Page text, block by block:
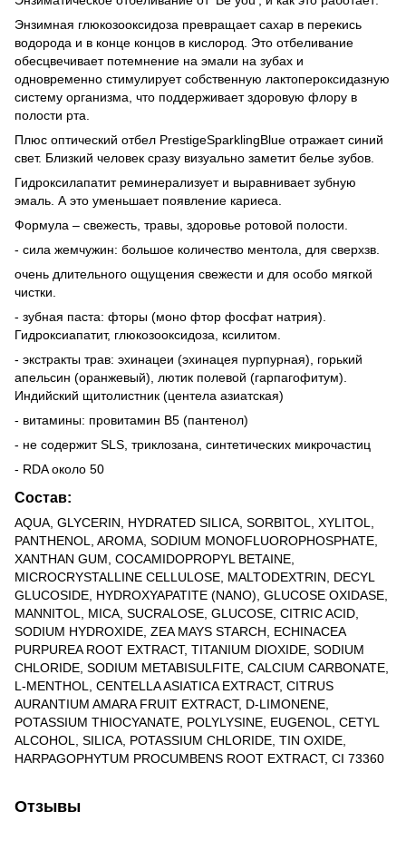
Энзимная глюкозооксидоза превращает сахар в перекись
водорода и в конце концов в кислород. Это отбеливание
обесцвечивает потемнение на эмали на зубах и
одновременно стимулирует собственную лактопероксидазную
систему организма, что поддерживает здоровую флору в
полости рта.
Плюс оптический отбел PrestigeSparklingBlue отражает синий
свет. Близкий человек сразу визуально заметит белье зубов.
Гидроксилапатит реминерализует и выравнивает зубную
эмаль. А это уменьшает появление кариеса.
Формула – свежесть, травы, здоровье ротовой полости.
- сила жемчужин: большое количество ментола, для сверхзв.
очень длительного ощущения свежести и для особо мягкой
чистки.
- зубная паста: фторы (моно фтор фосфат натрия).
Гидроксиапатит, глюкозооксидоза, ксилитом.
- экстракты трав: эхинацеи (эхинацея пурпурная), горький
апельсин (оранжевый), лютик полевой (гарпагофитум).
Индийский щитолистник (центела азиатская)
- витамины: провитамин B5 (пантенол)
- не содержит SLS, триклозана, синтетических микрочастиц
- RDA около 50
Состав:
AQUA, GLYCERIN, HYDRATED SILICA, SORBITOL, XYLITOL,
PANTHENOL, AROMA, SODIUM MONOFLUOROPHOSPHATE,
XANTHAN GUM, COCAMIDOPROPYL BETAINE,
MICROCRYSTALLINE CELLULOSE, MALTODEXTRIN, DECYL
GLUCOSIDE, HYDROXYAPATITE (NANO), GLUCOSE OXIDASE,
MANNITOL, MICA, SUCRALOSE, GLUCOSE, CITRIC ACID,
SODIUM HYDROXIDE, ZEA MAYS STARCH, ECHINACEA
PURPUREA ROOT EXTRACT, TITANIUM DIOXIDE, SODIUM
CHLORIDE, SODIUM METABISULFITE, CALCIUM CARBONATE,
L-MENTHOL, CENTELLA ASIATICA EXTRACT, CITRUS
AURANTIUM AMARA FRUIT EXTRACT, D-LIMONENE,
POTASSIUM THIOCYANATE, POLYLYSINE, EUGENOL, CETYL
ALCOHOL, SILICA, POTASSIUM CHLORIDE, TIN OXIDE,
HARPAGOPHYTUM PROCUMBENS ROOT EXTRACT, CI 73360
Отзывы